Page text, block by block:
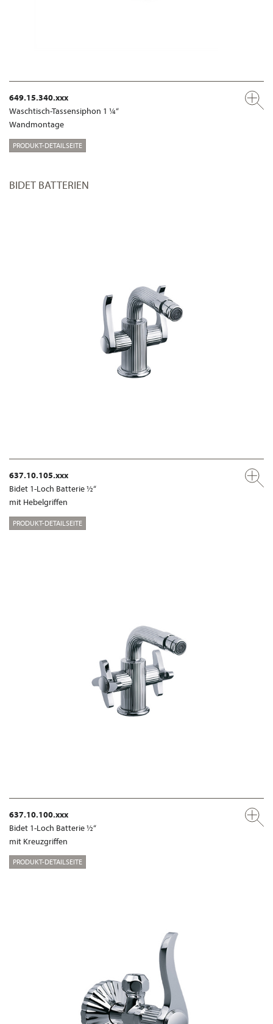
649.15.340.xxx
Waschtisch-Tassensiphon 1 ¼“
Wandmontage
PRODUKT-DETAILSEITE
BIDET BATTERIEN
637.10.105.xxx
Bidet 1-Loch Batterie ½“
mit Hebelgriffen
PRODUKT-DETAILSEITE
637.10.100.xxx
Bidet 1-Loch Batterie ½“
mit Kreuzgriffen
PRODUKT-DETAILSEITE